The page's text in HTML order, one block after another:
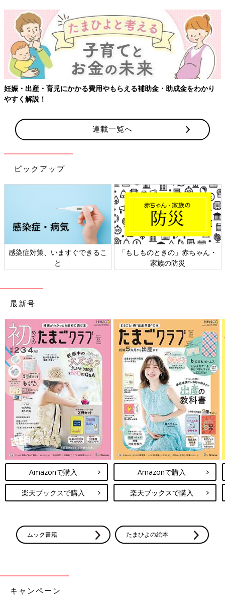
妊娠・出産・育児にかかる費用やもらえる補助金・助成金をわかり
やすく解説！
連載一覧へ
ピックアップ
感染症対策、いますぐできるこ
と
「もしものときの」赤ちゃん・
家族の防災
最新号
Amazonで購入
楽天ブックスで購入
Amazonで購入
楽天ブックスで購入
ムック書籍 たまひよの絵本
キャンペーン